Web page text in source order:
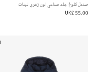
صندل كلوغ جلد صناعي لون زهري للبنات
UK£ 55.00